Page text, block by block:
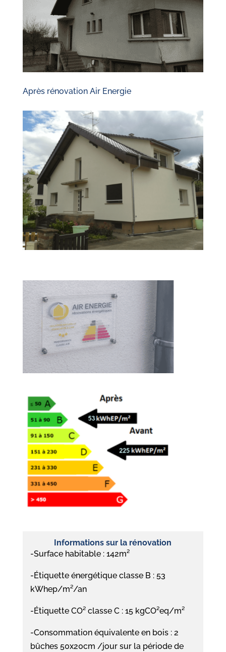
Après rénovation Air Energie
Informations sur la rénovation
-Surface habitable : 142m²
-Étiquette énergétique classe B : 53
kWhep/m²/an
-Étiquette CO² classe C : 15 kgCO²eq/m²
-Consommation équivalente en bois : 2
bûches 50x20cm /jour sur la période de